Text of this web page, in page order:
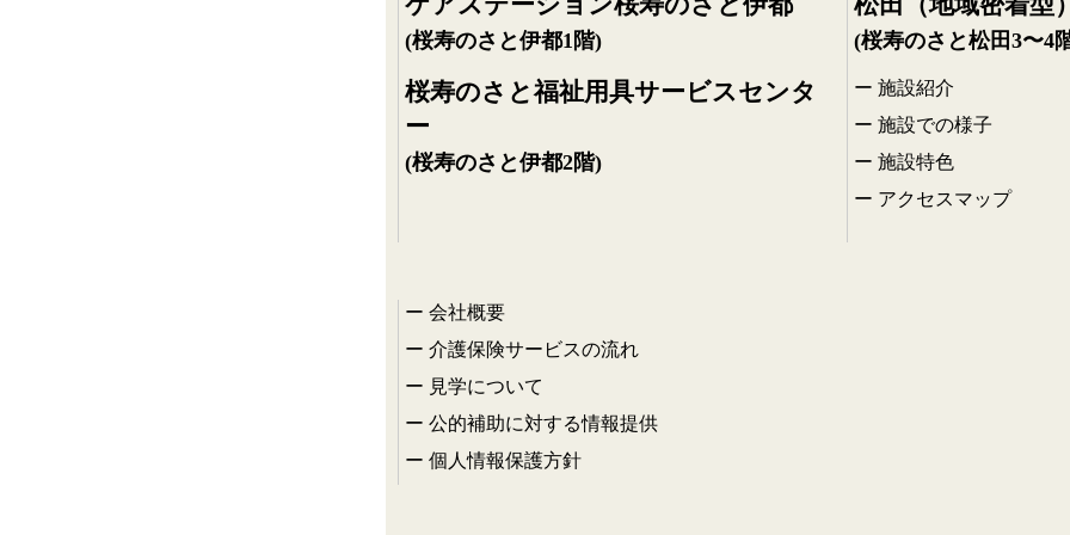
(桜寿のさと伊都1階)
桜寿のさと福祉用具サービスセンタ
ー
(桜寿のさと伊都2階)
(桜寿のさと松田3〜4
施設紹介
施設での様子
施設特色
アクセスマップ
会社概要
介護保険サービスの流れ
見学について
公的補助に対する情報提供
個人情報保護方針